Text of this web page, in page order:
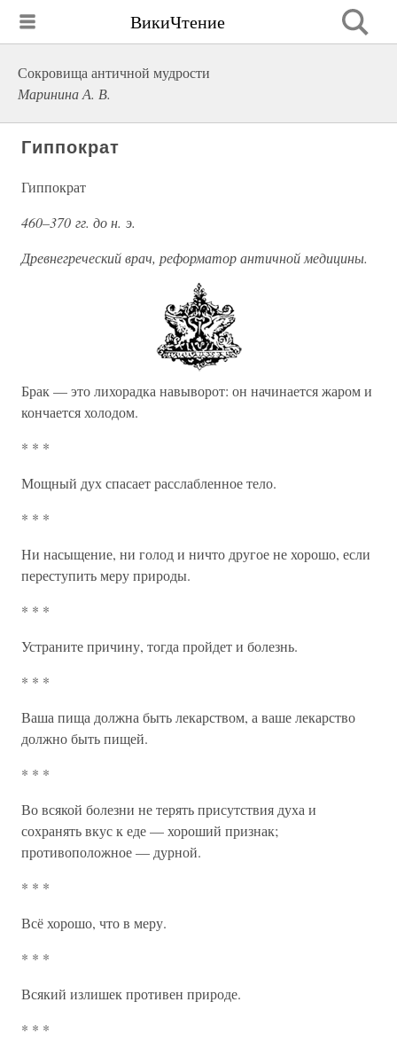
ВикиЧтение
Сокровища античной мудрости
Маринина А. В.
Гиппократ
Гиппократ
460–370 гг. до н. э.
Древнегреческий врач, реформатор античной медицины.
Брак — это лихорадка навыворот: он начинается жаром и
кончается холодом.
* * *
Мощный дух спасает расслабленное тело.
* * *
Ни насыщение, ни голод и ничто другое не хорошо, если
переступить меру природы.
* * *
Устраните причину, тогда пройдет и болезнь.
* * *
Ваша пища должна быть лекарством, а ваше лекарство
должно быть пищей.
* * *
Во всякой болезни не терять присутствия духа и
сохранять вкус к еде — хороший признак;
противоположное — дурной.
* * *
Всё хорошо, что в меру.
* * *
Всякий излишек противен природе.
* * *